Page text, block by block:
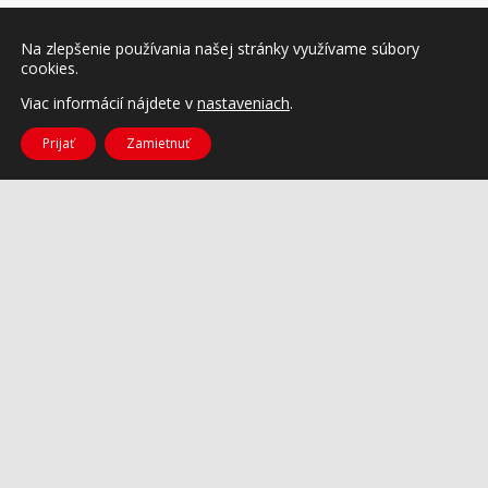
Na zlepšenie používania našej stránky využívame súbory
cookies.
Viac informácií nájdete v nastaveniach.
Prijať Zamietnuť